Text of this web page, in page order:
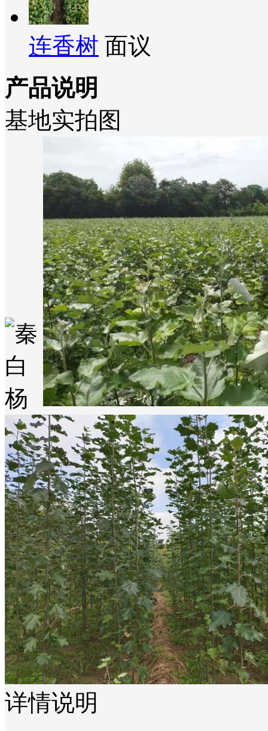
连香树 面议
产品说明
基地实拍图
详情说明